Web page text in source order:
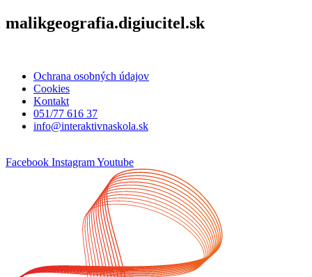
malikgeografia.digiucitel.sk
Ochrana osobných údajov
Cookies
Kontakt
051/77 616 37
info@interaktivnaskola.sk
Facebook InstagramYoutube